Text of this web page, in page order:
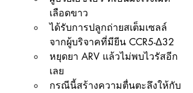
เลือดขาว
ได้รับการปลูกถ่ายสเต็มเซลล์
จากผู้บริจาคที่มียีน CCR5-Δ32
หยุดยา ARV แล้วไม่พบไวรัสอีก
เลย
กรณีนี้สร้างความตื่นตะลึงให้กับ